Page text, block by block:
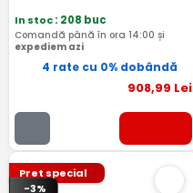
In stoc: 208 buc
Comandă până în ora 14:00 și
expediem azi
4 rate cu 0% dobândă
908,99 Lei
Pret special
-3%